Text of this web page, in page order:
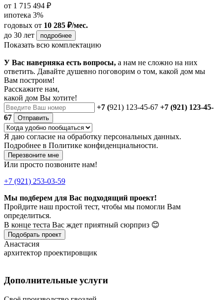
от 1 715 494 ₽
ипотека 3%
годовых от 10 285 ₽/мес.
до 30 лет
подробнее
Показать всю комплектацию
У Вас наверняка есть вопросы, а нам не сложно на них
ответить. Давайте душевно поговорим о том, какой дом мы
Вам построим!
Расскажите нам,
какой дом Вы хотите!
+7 (921) 123-45-67 +7 (921) 123-45-
67
Отправить
Я даю согласие на обработку персональных данных.
Подробнее в Политике конфиденциальности.
Перезвоните мне
Или просто позвоните нам!
+7 (921) 253-03-59
Мы подберем для Вас подходящий проект!
Пройдите наш простой тест, чтобы мы помогли Вам
определиться.
В конце теста Вас ждет приятный сюрприз 😊
Подобрать проект
Анастасия
архитектор проектировщик
Дополнительные услуги